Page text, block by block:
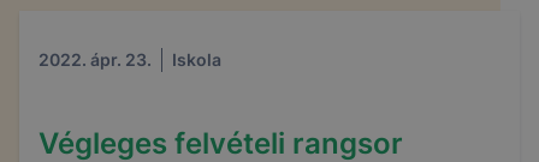
2022. ápr. 23. Iskola
Végleges felvételi rangsor